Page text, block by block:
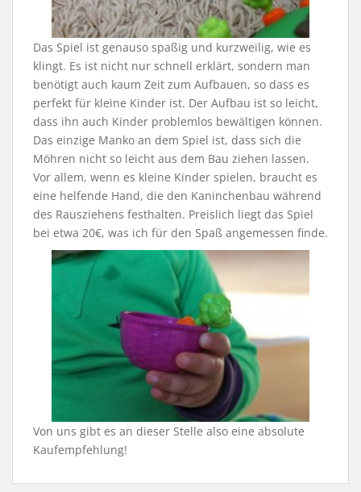
Das Spiel ist genauso spaßig und kurzweilig, wie es
klingt. Es ist nicht nur schnell erklärt, sondern man
benötigt auch kaum Zeit zum Aufbauen, so dass es
perfekt für kleine Kinder ist. Der Aufbau ist so leicht,
dass ihn auch Kinder problemlos bewältigen können.
Das einzige Manko an dem Spiel ist, dass sich die
Möhren nicht so leicht aus dem Bau ziehen lassen.
Vor allem, wenn es kleine Kinder spielen, braucht es
eine helfende Hand, die den Kaninchenbau während
des Rausziehens festhalten. Preislich liegt das Spiel
bei etwa 20€, was ich für den Spaß angemessen finde.
Von uns gibt es an dieser Stelle also eine absolute
Kaufempfehlung!